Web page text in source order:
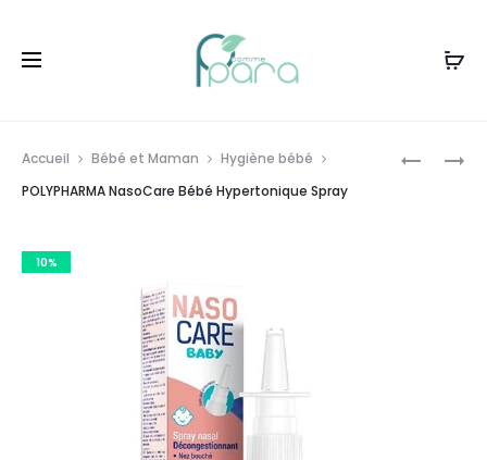
Accueil Bébé et Maman
Hygiène bébé
POLYPHARMA NasoCare Bébé Hypertonique Spray
10%